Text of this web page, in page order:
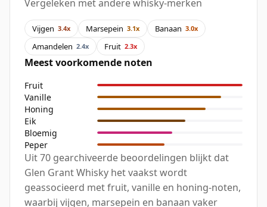
Vergeleken met andere whisky-merken
Vijgen 3.4x Marsepein 3.1x Banaan 3.0x
Amandelen 2.4x Fruit 2.3x
Meest voorkomende noten
Fruit
Vanille
Honing
Eik
Bloemig
Peper
Uit 70 gearchiveerde beoordelingen blijkt dat
Glen Grant Whisky het vaakst wordt
geassocieerd met fruit, vanille en honing-noten,
waarbij vijgen, marsepein en banaan vaker